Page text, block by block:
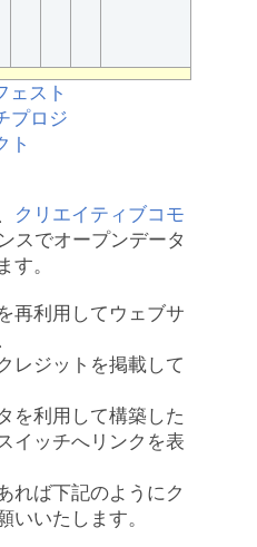
クリエイティブコモ
スでオープンデータ
す。
再利用してウェブサ
レジットを掲載して
を利用して構築した
イッチへリンクを表
れば下記のようにク
いいたします。